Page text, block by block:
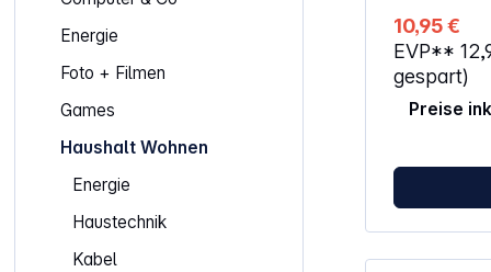
Energie
Foto + Filmen
Games
Haushalt Wohnen
Energie
Haustechnik
Kabel
10,95 €
EVP**
gespart)
Preise